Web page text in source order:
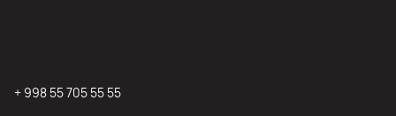
+ 998 55 705 55 55